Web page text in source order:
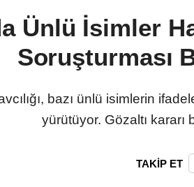
Ünlü İsimler
Soruşturması
bazı ünlü isimlerin
yürütüyor. Gözaltı kararı
TAKİP ET